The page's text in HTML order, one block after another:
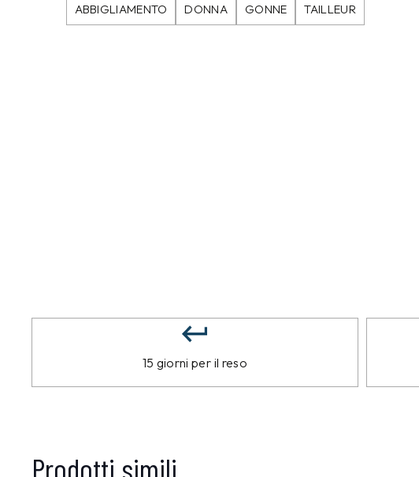
ABBIGLIAMENTO DONNA GONNE TAILLEUR
15 giorni per il reso
Prodotti simili